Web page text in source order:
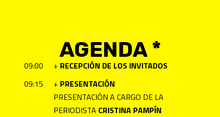
AGENDA*
09:00 + RECEPCIÓN DE LOS INVITADOS
09:15
+ PRESENTACIÓN
PRESENTACIÓN A CARGO DE LA
PERIODISTA CRISTINA PAMPÍN